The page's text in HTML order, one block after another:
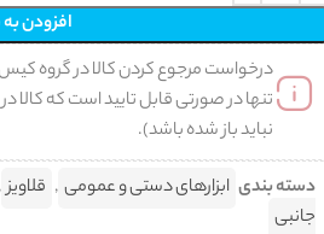
انواع لوازم اندازه
گیری
انواع کولیس
گونیا
خط کش
افزودن
درخواست مرجوع کردن کالا در گروه
تنها در صورتی قابل تایید است که کالا
نباید باز شده باشد).
دسته بندی ابزارهای دستی و عمومی , قلاویز ,
جانبی